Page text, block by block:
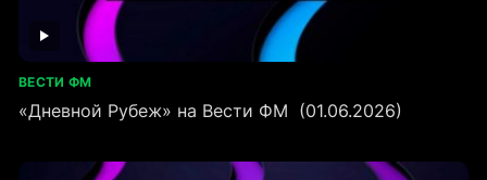
ВЕСТИ ФМ
«Дневной Рубеж» на Вести ФМ (01.06.2026)